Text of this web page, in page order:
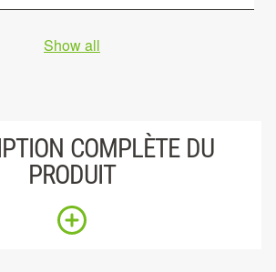
Show all
COMPLÈTE DU
PRODUIT